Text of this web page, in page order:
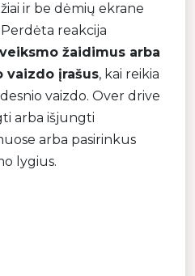
ir be dėmių ekrane
reakcija
žaidimus arba
įrašus, kai reikia
vaizdo. Over drive
arba išjungti
arba pasirinkus
lygius.